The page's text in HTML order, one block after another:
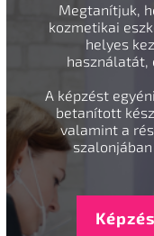
Megtanítjuk,
kozmetikai
helyes
használatát,
A képzést
betanított
valamint a